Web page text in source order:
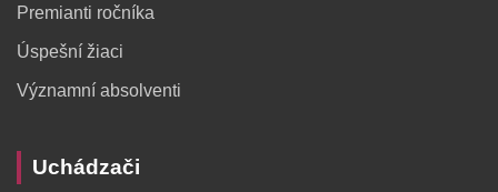
Premianti ročníka
Úspešní žiaci
Významní absolventi
Uchádzači